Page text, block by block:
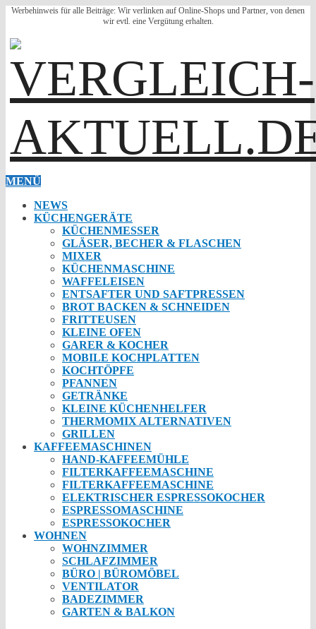
Werbehinweis für alle Beiträge: Wir verlinken auf Online-Shops und Partner, von denen
wir evtl. eine Vergütung erhalten.
MENÜ
NEWS
KÜCHENGERÄTE
KÜCHENMESSER
GLÄSER, BECHER & FLASCHEN
MIXER
KÜCHENMASCHINE
WAFFELEISEN
ENTSAFTER UND SAFTPRESSEN
BROT BACKEN & SCHNEIDEN
FRITTEUSEN
KLEINE OFEN
GARER & KOCHER
MOBILE KOCHPLATTEN
KOCHTÖPFE
PFANNEN
GETRÄNKE
KLEINE KÜCHENHELFER
THERMOMIX ALTERNATIVEN
GRILLEN
KAFFEEMASCHINEN
HAND-KAFFEEMÜHLE
FILTERKAFFEEMASCHINE
FILTERKAFFEEMASCHINE
ELEKTRISCHER ESPRESSOKOCHER
ESPRESSOMASCHINE
ESPRESSOKOCHER
WOHNEN
WOHNZIMMER
SCHLAFZIMMER
BÜRO | BÜROMÖBEL
VENTILATOR
BADEZIMMER
GARTEN & BALKON